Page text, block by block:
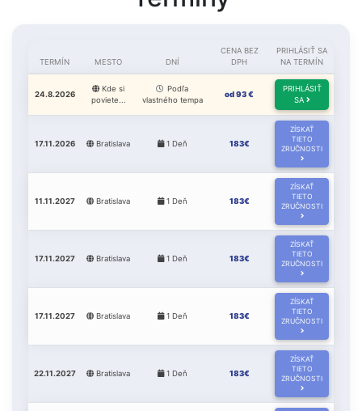
TERMÍN MESTO DNÍ
CENA BEZ
DPH
PRIHLÁSIŤ SA
NA TERMÍN
24.8.2026
Kde si
poviete...
Podľa
vlastného tempa
od 93 €
PRIHLÁSIŤ
SA
17.11.2026 Bratislava 1 Deň 183€
ZÍSKAŤ
TIETO
ZRUČNOSTI
11.11.2027 Bratislava 1 Deň 183€
ZÍSKAŤ
TIETO
ZRUČNOSTI
17.11.2027 Bratislava 1 Deň 183€
ZÍSKAŤ
TIETO
ZRUČNOSTI
17.11.2027 Bratislava 1 Deň 183€
ZÍSKAŤ
TIETO
ZRUČNOSTI
22.11.2027 Bratislava 1 Deň 183€
ZÍSKAŤ
TIETO
ZRUČNOSTI